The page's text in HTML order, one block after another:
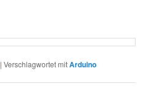
|Verschlagwortet mitArduino